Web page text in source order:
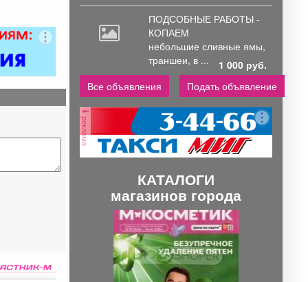
ПОДСОБНЫЕ РАБОТЫ -
КОПАЕМ
небольшие сливные ямы,
траншеи, в ...
1 000 руб.
Все объявления
Подать объявление
реклама
КАТАЛОГИ
магазинов города